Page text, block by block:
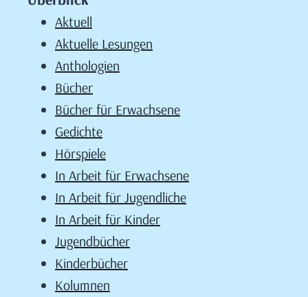
Aktuell
Aktuelle Lesungen
Anthologien
Bücher
Bücher für Erwachsene
Gedichte
Hörspiele
In Arbeit für Erwachsene
In Arbeit für Jugendliche
In Arbeit für Kinder
Jugendbücher
Kinderbücher
Kolumnen